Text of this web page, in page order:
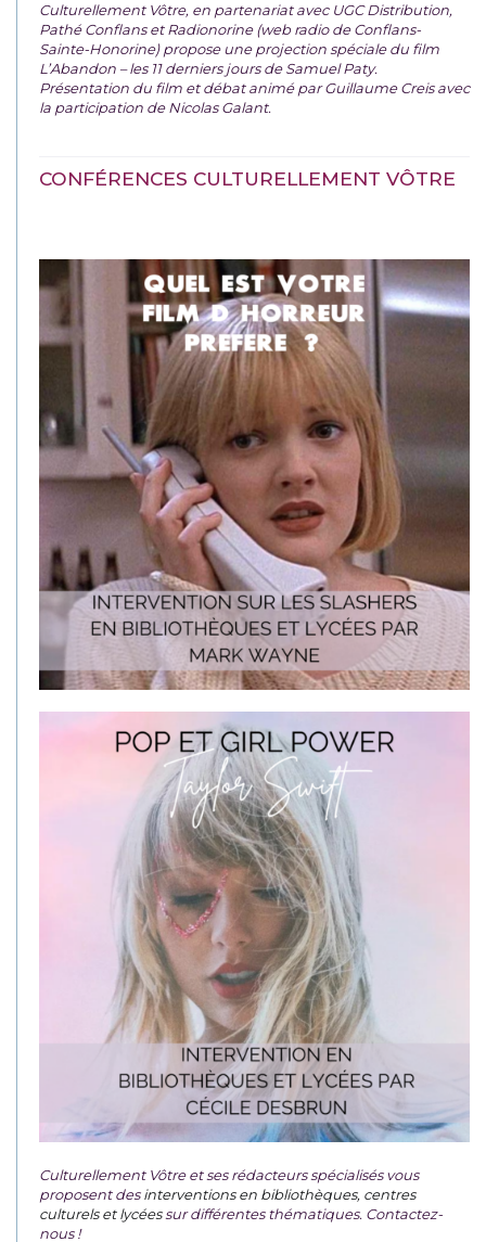
Culturellement Vôtre, en partenariat avec UGC Distribution,
Pathé Conflans et Radionorine (web radio de Conflans-
Sainte-Honorine) propose une projection spéciale du film
L’Abandon – les 11 derniers jours de Samuel Paty.
Présentation du film et débat animé par Guillaume Creis avec
la participation de Nicolas Galant.
CONFÉRENCES CULTURELLEMENT VÔTRE
Culturellement Vôtre et ses rédacteurs spécialisés vous
proposent desinterventions en bibliothèques, centres
culturels et lycéessur différentes thématiques. Contactez-
nous !